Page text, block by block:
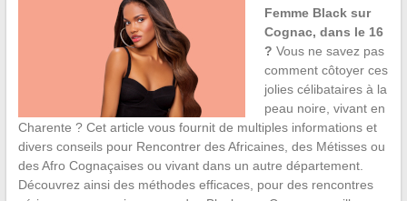
Femme Black sur
Cognac, dans le 16
? Vous ne savez pas
comment côtoyer ces
jolies célibataires à la
peau noire, vivant en
Charente ? Cet article vous fournit de multiples informations et
divers conseils pour Rencontrer des Africaines, des Métisses ou
des Afro Cognaçaises ou vivant dans un autre département.
Découvrez ainsi des méthodes efficaces, pour des rencontres